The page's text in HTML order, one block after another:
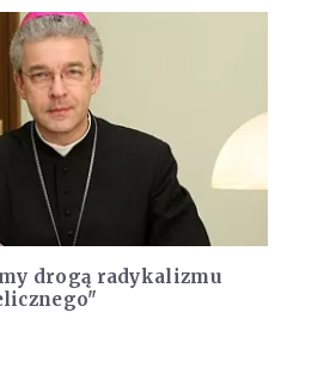
drogą radykalizmu